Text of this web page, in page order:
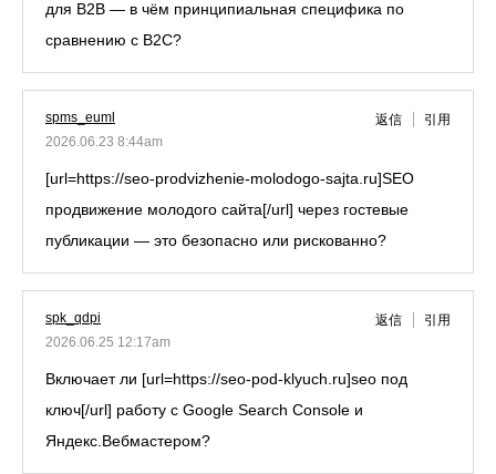
для B2B — в чём принципиальная специфика по
сравнению с B2C?
spms_euml
2026.06.23 8:44am
返信 引用
[url=https://seo-prodvizhenie-molodogo-sajta.ru]SEO
продвижение молодого сайта[/url] через гостевые
публикации — это безопасно или рискованно?
spk_qdpi
2026.06.25 12:17am
返信 引用
Включает ли [url=https://seo-pod-klyuch.ru]seo под
ключ[/url] работу с Google Search Console и
Яндекс.Вебмастером?